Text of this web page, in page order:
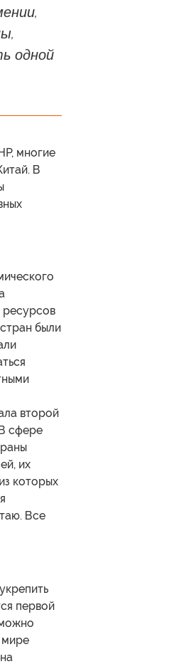
одной
многие
В
ресурсов
были
второй
сфере
их
которых
Все
первой
мире